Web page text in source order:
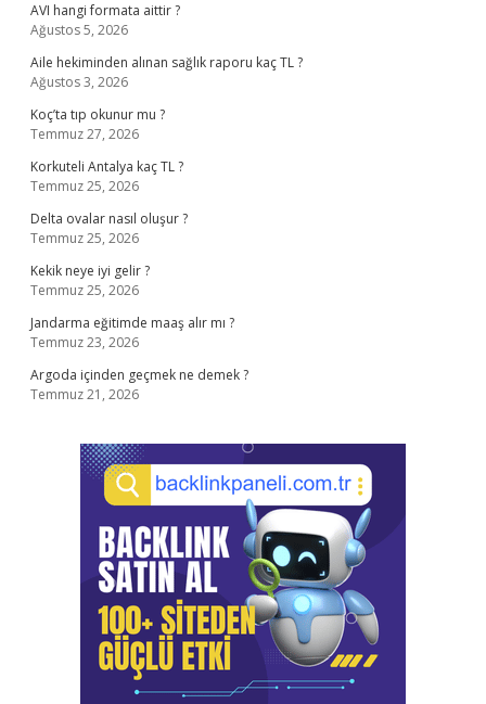
AVI hangi formata aittir ?
Ağustos 5, 2026
Aile hekiminden alınan sağlık raporu kaç TL ?
Ağustos 3, 2026
Koç’ta tıp okunur mu ?
Temmuz 27, 2026
Korkuteli Antalya kaç TL ?
Temmuz 25, 2026
Delta ovalar nasıl oluşur ?
Temmuz 25, 2026
Kekik neye iyi gelir ?
Temmuz 25, 2026
Jandarma eğitimde maaş alır mı ?
Temmuz 23, 2026
Argoda içinden geçmek ne demek ?
Temmuz 21, 2026